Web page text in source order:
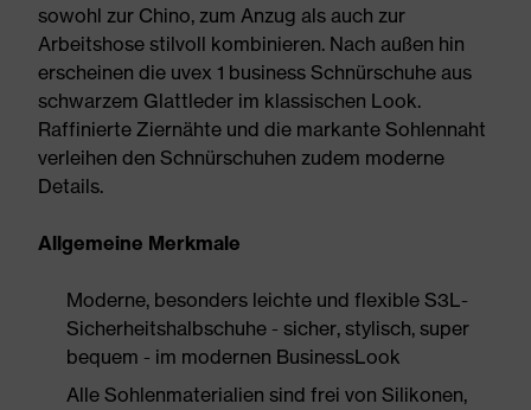
sowohl zur Chino, zum Anzug als auch zur
Arbeitshose stilvoll kombinieren. Nach außen hin
erscheinen die uvex 1 business Schnürschuhe aus
schwarzem Glattleder im klassischen Look.
Raffinierte Ziernähte und die markante Sohlennaht
verleihen den Schnürschuhen zudem moderne
Details.
Allgemeine Merkmale
Moderne, besonders leichte und flexible S3L-
Sicherheitshalbschuhe - sicher, stylisch, super
bequem - im modernen BusinessLook
Alle Sohlenmaterialien sind frei von Silikonen,